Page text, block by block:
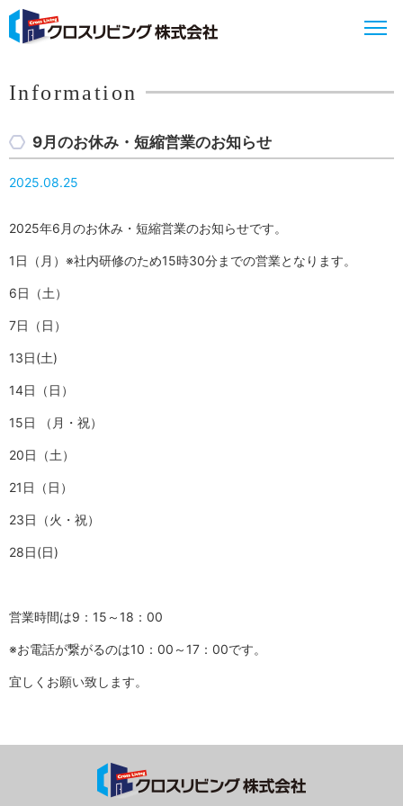
Information
9月のお休み・短縮営業のお知らせ
2025.08.25
2025年6月のお休み・短縮営業のお知らせです。
1日（月）※社内研修のため15時30分までの営業となります。
6日（土）
7日（日）
13日(土)
14日（日）
15日 （月・祝）
20日（土）
21日（日）
23日（火・祝）
28日(日)
営業時間は9：15～18：00
※お電話が繋がるのは10：00～17：00です。
宜しくお願い致します。